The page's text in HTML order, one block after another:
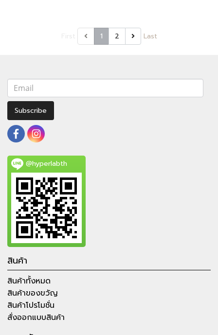
1 2 Last
Subscribe
@hyperlabth
สินค้า
สินค้าทั้งหมด
สินค้าของขวัญ
สินค้าโปรโมชั่น
สั่งออกแบบสินค้า